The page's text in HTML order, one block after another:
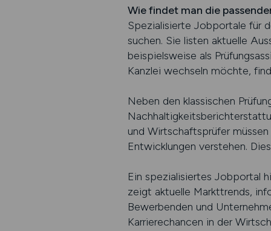
Wie findet man die
Spezialisierte Jobportale für
suchen. Sie listen aktuelle
beispielsweise als
Kanzlei wechseln möchte,
Neben den klassischen
und Wirtschaftsprüfer
Entwicklungen verstehen.
Ein spezialisiertes Jobportal
zeigt aktuelle Markttrends,
Bewerbenden und
Karrierechancen in der